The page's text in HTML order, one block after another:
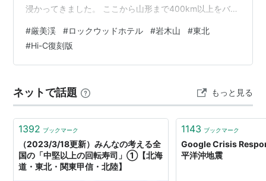
浸かってきました。 ここから山形まで400km以上をバス
03：出発して車窓から岩木山の全貌が見えました 04：
北東北限定のHI-C 昔好きでした 05：厳美渓に到着 サハ
ラガラスパークという店の駐車場に停まりました 06：安
フォトギャラリー
#厳美渓 #ロックウッドホテル #岩木山 #東北
#Hi-C復刻版
ネットで話題 もっと見る
1392 ブックマーク
（2023/3/18更新）みんなの考える全
国の「中堅以上の回転寿司」①【北海
道・東北・関東甲信・北陸】
1143 ブックマーク
Google Crisis
平洋沖地震